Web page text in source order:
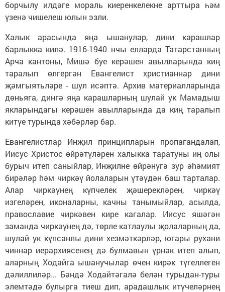
борчылу илдәге мораль киеренкелекне арттыра һәм
үзенә чишелеш юлын эзли.
Халык арасында яңа ышанулар, дини карашлар
барлыкка килә. 1916-1940 нчы елларда Татарстанның
Арча кантоны, Мишә буе керәшен авылларында киң
таралып өлгергән Евангелист христианнар дини
җәмгыятьләре - шул исәптә. Архив материалларында
дөньяга, дингә яңа карашларның шулай ук Мамадыш
якларындагы керәшен авылларында да киң таралып
китүе турында хәбәрләр бар.
Евангелистлар Инҗил принципларын пропагандалап,
Иисус Христос өйрәтүләрен халыкка таратуны иң олы
бурыч итеп саныйлар, Инҗилне өйрәнүгә зур әhәмият
бирәләр hәм чиркәү йолаларын үтәүдән баш тарталар.
Алар чиркәүнең күпчелек җәшерекләрен, чиркәү
изгеләрен, иконаларны, качны танымыйлар, асылда,
православие чиркәвен кире кагалар. Иисус яшәгән
заманда чиркәүнең дә, төрле катлаулы җолаларның да,
шулай ук күпсанлы дини хезмәткәрләр, югары рухани
чиннар иерархиясенең дә булмавын үрнәк итеп алып,
аларның Ходайга ышанучылар өчен кирәк түгеллеген
дәлиллиләр... Бәндә Ходайтәгалә белән турыдан-туры
элемтәдә булырга тиеш дип, арадашлык итүчеләрнең